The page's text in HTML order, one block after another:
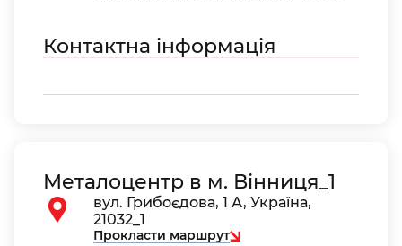
Контактна інформація
Металоцентр в м. Вінниця_1
вул. Грибоєдова, 1 А, Україна,
21032_1
Прокласти маршрут